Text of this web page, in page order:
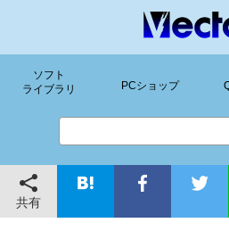
ソフト
ライブラリ
PCショップ
共有